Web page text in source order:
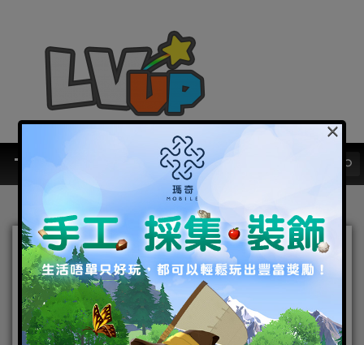
《漫威對決》 全港期待 漫威
來襲 眾英雄人物齊登場 全新
史詩故事篇章展開
2020-10-08|Android,IOS,手機遊戲
×